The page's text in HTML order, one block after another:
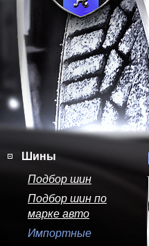
Шины
Подбор шин
Подбор шин по
марке авто
Импортные